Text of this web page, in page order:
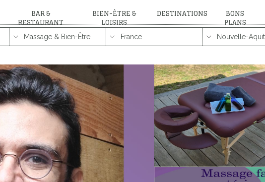
BAR &
RESTAURANT
BIEN-ÊTRE &
LOISIRS
DESTINATIONS BONS
PLANS